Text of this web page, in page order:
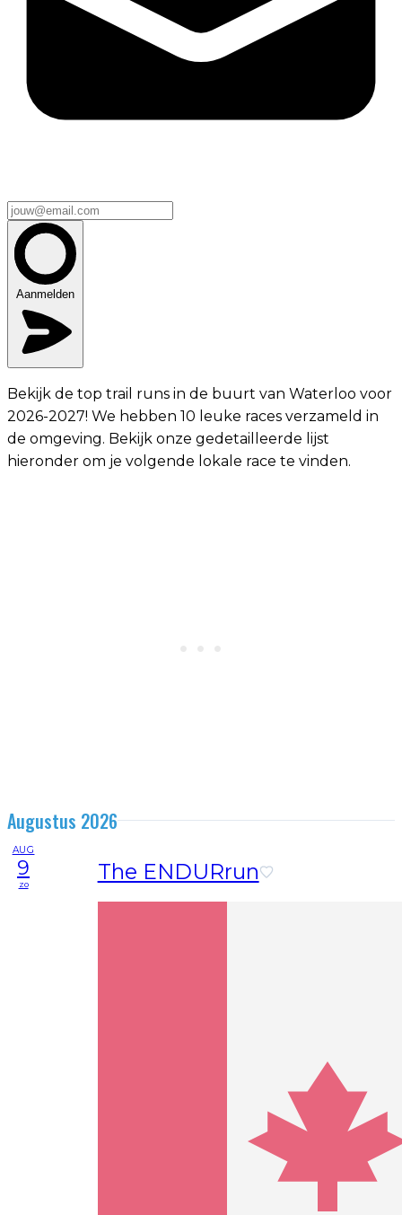
Aanmelden
Bekijk de top trail runs in de buurt van Waterloo voor
2026-2027! We hebben 10 leuke races verzameld in
de omgeving. Bekijk onze gedetailleerde lijst
hieronder om je volgende lokale race te vinden.
Augustus 2026
AUG
9
zo The ENDURrun